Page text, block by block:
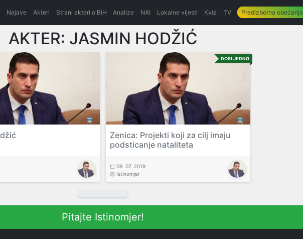
Najave Akteri Strani akteri o BiH Analize NAI Lokalne vijesti Kviz TV Predizborna obećanja
AKTER: JASMIN HODŽIĆ
DOSLJEDNO
Zenica: Projekti koji za cilj imaju
podsticanje nataliteta
09. 07. 2019
Istinomjer
Pitajte Istinomjer!